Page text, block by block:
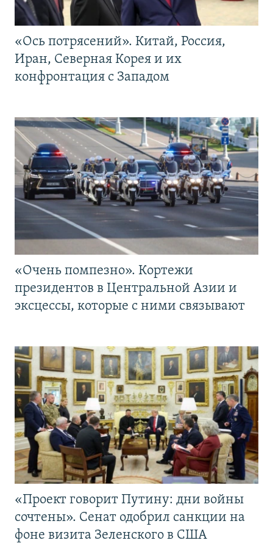
«Ось потрясений». Китай, Россия,
Иран, Северная Корея и их
конфронтация с Западом
«Очень помпезно». Кортежи
президентов в Центральной Азии и
эксцессы, которые с ними связывают
«Проект говорит Путину: дни войны
сочтены». Сенат одобрил санкции на
фоне визита Зеленского в США